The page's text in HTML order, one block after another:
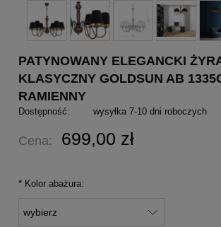
PATYNOWANY ELEGANCKI
KLASYCZNY GOLDSUN AB
RAMIENNY
Dostępność: wysyłka 7-10 dni roboczych
Cena: 699,00 zł
* Kolor abażura: